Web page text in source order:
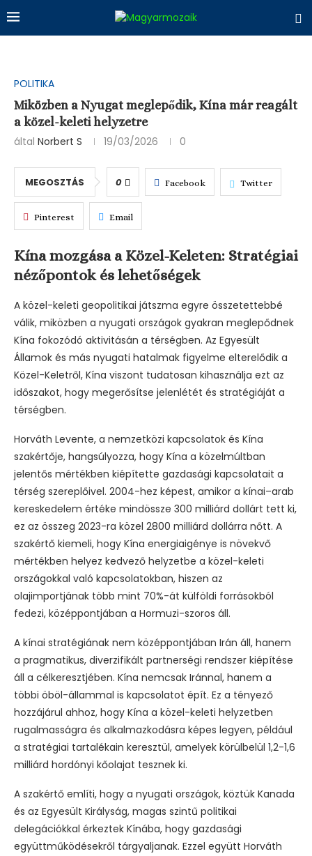
POLITIKA
Miközben a Nyugat meglepődik, Kína már reagált
a közel-keleti helyzetre
által Norbert S 19/03/2026 0
MEGOSZTÁS 0 Facebook Twitter
Pinterest Email
Kína mozgása a Közel-Keleten: Stratégiai
nézőpontok és lehetőségek
A közel-keleti geopolitikai játszma egyre összetettebbé
válik, miközben a nyugati országok gyakran meglepődnek
Kína fokozódó aktivitásán a térségben. Az Egyesült
Államok és más nyugati hatalmak figyelme elterelődik a
Közel-Keletről, Kína viszont tudatosan kihasználja ezt az
időszakot, hogy megerősítse jelenlétét és stratégiáját a
térségben.
Horváth Levente, a nemzetközi kapcsolatok és Kína
szakértője, hangsúlyozza, hogy Kína a közelmúltban
jelentős mértékben kiépítette gazdasági kapcsolatait a
térség szereplőivel. 2004-hez képest, amikor a kínai–arab
kereskedelem értéke mindössze 300 milliárd dollárt tett ki,
ez az összeg 2023-ra közel 2800 milliárd dollárra nőtt. A
szakértő kiemeli, hogy Kína energiaigénye is növekvő
mértékben helyez kedvező helyzetbe a közel-keleti
országokkal való kapcsolatokban, hiszen az
olajimportjának több mint 70%-át külföldi forrásokból
fedezi, középpontjában a Hormuzi-szoros áll.
A kínai stratégiának nem középpontjában Irán áll, hanem
a pragmatikus, diverzifikált partnerségi rendszer kiépítése
áll a célkeresztjében. Kína nemcsak Iránnal, hanem a
többi öböl-állammal is kapcsolatot épít. Ez a tényező
hozzájárul ahhoz, hogy Kína a közel-keleti helyzetben
rugalmasságra és alkalmazkodásra képes legyen, például
a stratégiai tartalékain keresztül, amelyek körülbelül 1,2-1,6
milliárd hordónyi kőolajat tesznek ki.
A szakértő említi, hogy a nyugati országok, köztük Kanada
és az Egyesült Királyság, magas szintű politikai
delegációkkal érkeztek Kínába, hogy gazdasági
együttműködésekről tárgyaljanak. Ezzel együtt Horváth